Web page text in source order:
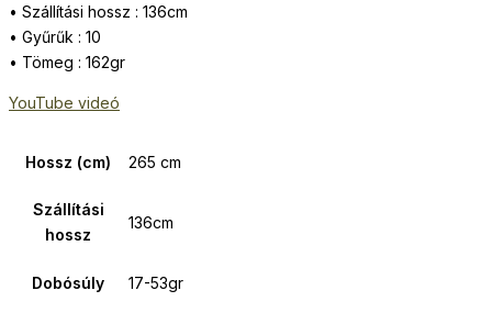
• Szállítási hossz : 136cm
• Gyűrűk : 10
• Tömeg : 162gr
YouTube videó
Hossz (cm) 265 cm
Szállítási
hossz
136cm
Dobósúly 17-53gr